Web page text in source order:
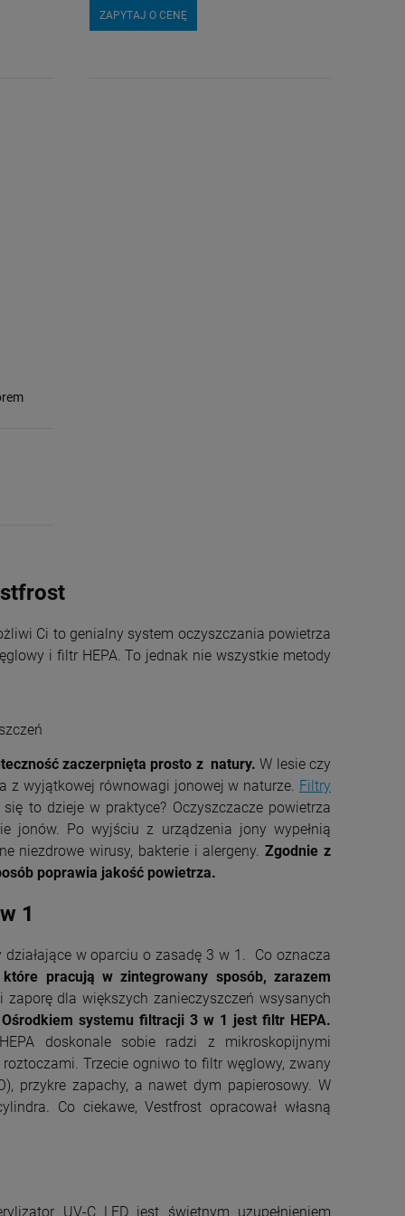
ZAPYTAJ O CENĘ
Ci to genialny system oczyszczania powietrza
i filtr HEPA. To jednak nie wszystkie metody
zaczerpnięta prosto z natury. W lesie czy
z wyjątkowej równowagi jonowej w naturze. Filtry
to dzieje w praktyce? Oczyszczacze powietrza
jonów. Po wyjściu z urządzenia jony wypełnią
niezdrowe wirusy, bakterie i alergeny.Zgodnie z
poprawia jakość powietrza.
1
w oparciu o zasadę 3 w 1. Co oznacza
pracują w zintegrowany sposób, zarazem
dla większych zanieczyszczeń wsysanych
Ośrodkiem systemu filtracji 3 w 1 jest filtr HEPA.
doskonale sobie radzi z mikroskopijnymi
Trzecie ogniwo to filtr węglowy, zwany
przykre zapachy, a nawet dym papierosowy. W
Co ciekawe, Vestfrost opracował własną
UV-C LED jest świetnym uzupełnieniem